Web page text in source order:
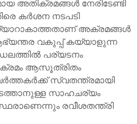
അതിക്രമങ്ങൾ നേരിടേണ്ടി
കർശന നടപടി
അക്രമങ്ങൾ
വകുപ്പ് കയ്യാളുന്ന
പര്യടനം
ആസൂത്രിതം
സ്വതന്ത്രമായി
സാഹചര്യം
രവീശതന്ത്രി